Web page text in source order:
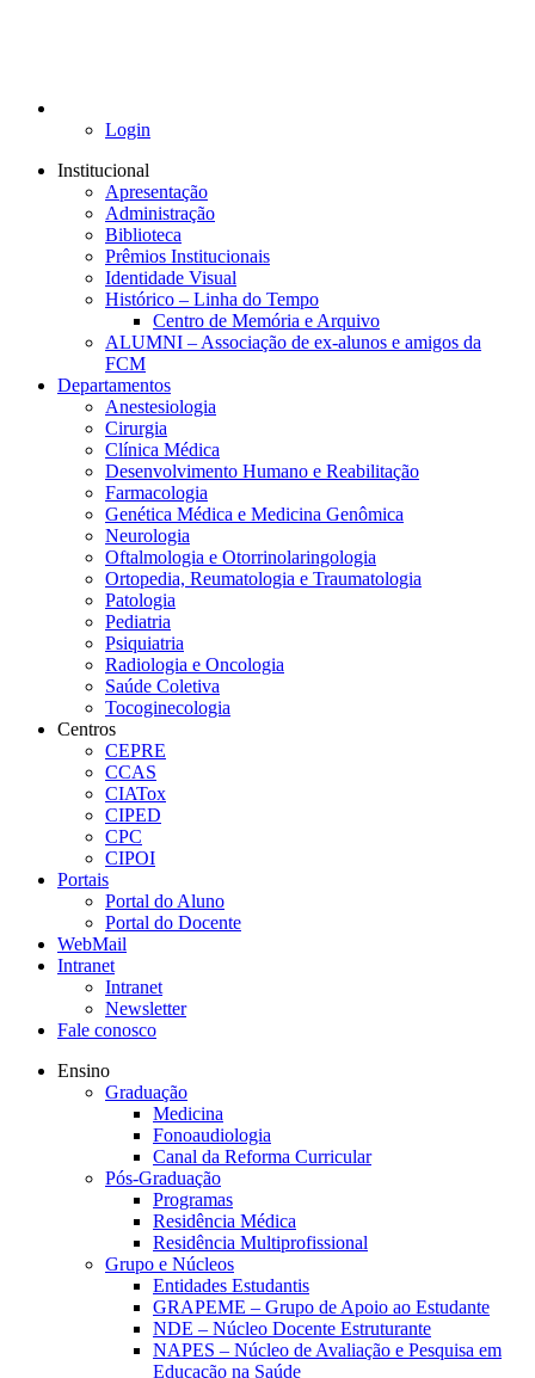
Login
Institucional
Apresentação
Administração
Biblioteca
Prêmios Institucionais
Identidade Visual
Histórico – Linha do Tempo
Centro de Memória e Arquivo
ALUMNI – Associação de ex-alunos e amigos da
FCM
Departamentos
Anestesiologia
Cirurgia
Clínica Médica
Desenvolvimento Humano e Reabilitação
Farmacologia
Genética Médica e Medicina Genômica
Neurologia
Oftalmologia e Otorrinolaringologia
Ortopedia, Reumatologia e Traumatologia
Patologia
Pediatria
Psiquiatria
Radiologia e Oncologia
Saúde Coletiva
Tocoginecologia
Centros
CEPRE
CCAS
CIATox
CIPED
CPC
CIPOI
Portais
Portal do Aluno
Portal do Docente
WebMail
Intranet
Intranet
Newsletter
Fale conosco
Ensino
Graduação
Medicina
Fonoaudiologia
Canal da Reforma Curricular
Pós-Graduação
Programas
Residência Médica
Residência Multiprofissional
Grupo e Núcleos
Entidades Estudantis
GRAPEME – Grupo de Apoio ao Estudante
NDE – Núcleo Docente Estruturante
NAPES – Núcleo de Avaliação e Pesquisa em
Educação na Saúde